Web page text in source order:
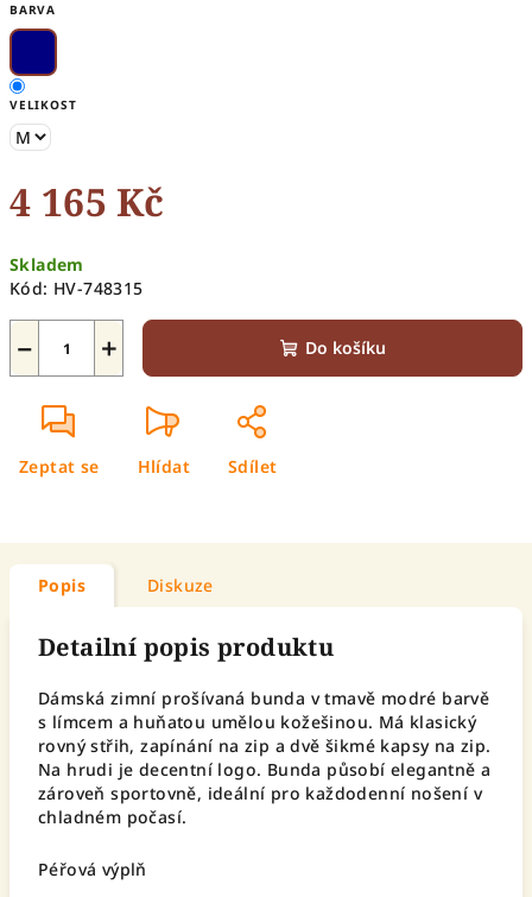
BARVA
VELIKOST
4 165 Kč
cena:
Skladem
Kód: HV-748315
+
− Do košíku
Zeptat se Hlídat Sdílet
Popis Diskuze
Detailní popis produktu
Dámská zimní prošívaná bunda v tmavě modré barvě
s límcem a huňatou umělou kožešinou. Má klasický
rovný střih, zapínání na zip a dvě šikmé kapsy na zip.
Na hrudi je decentní logo. Bunda působí elegantně a
zároveň sportovně, ideální pro každodenní nošení v
chladném počasí.
Péřová výplň